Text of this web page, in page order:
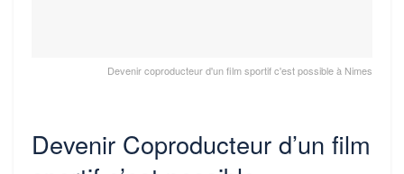
Devenir coproducteur d'un film sportif c'est possible à Nimes
Devenir Coproducteur d’un film